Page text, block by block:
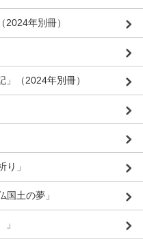
年別冊）
（2024年別冊）
り」
国土の夢」